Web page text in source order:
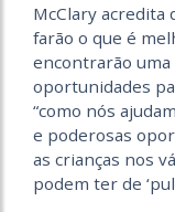
McClary acredita
farão o que é
encontrarão
oportunidades
“como nós
e poderosas
as crianças nos
podem ter de